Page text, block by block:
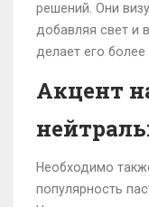
решений. Они
добавляя свет и
делает его
Акцент
Необходимо
популярность